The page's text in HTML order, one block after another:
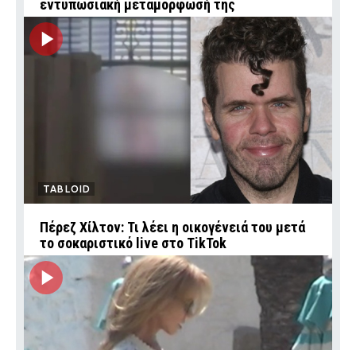
εντυπωσιακή μεταμόρφωσή της
TABLOID
Πέρεζ Χίλτον: Τι λέει η οικογένειά του μετά
το σοκαριστικό live στο TikTok